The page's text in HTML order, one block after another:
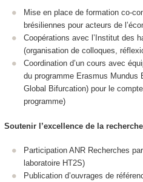
Mise en place de formation co-
brésiliennes pour acteurs de
Coopérations avec l’Institut des
(organisation de colloques,
Coordination d’un cours avec
du programme Erasmus
Global Bifurcation) pour le
programme)
Soutenir l’excellence de la
Participation ANR Recherches
laboratoire HT2S)
Publication d’ouvrages de